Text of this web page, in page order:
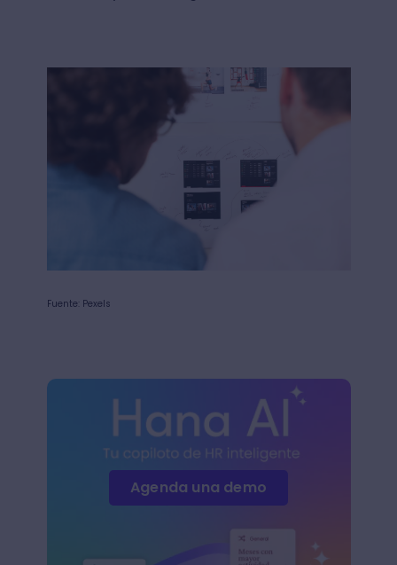
Fuente: Pexels
Agenda una demo